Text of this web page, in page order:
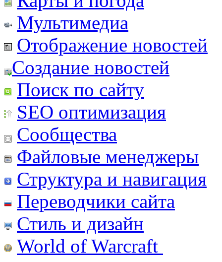
Мультимедиа
Отображение новостей
Создание новостей
Поиск по сайту
SEO оптимизация
Сообщества
Файловые менеджеры
Структура и навигация
Переводчики сайта
Стиль и дизайн
World of Warcraft